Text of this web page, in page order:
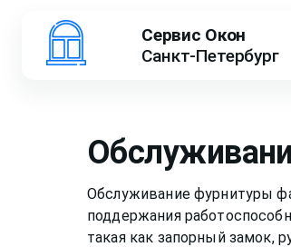
Сервис Окон
Санкт-Петербург
Обслуживание фурнитуры
поддержания
такая как запорный замок,